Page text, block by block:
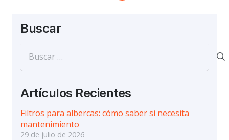
Buscar
Artículos Recientes
Filtros para albercas: cómo saber si necesita
mantenimiento
29 de julio de 2026